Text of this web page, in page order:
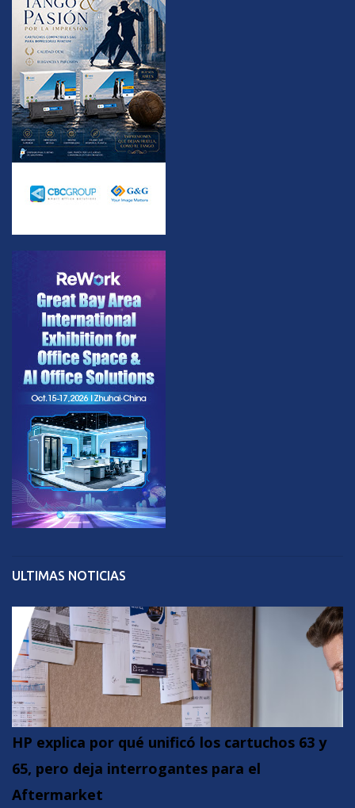
ULTIMAS NOTICIAS
HP explica por qué unificó los cartuchos 63 y
65, pero deja interrogantes para el
Aftermarket